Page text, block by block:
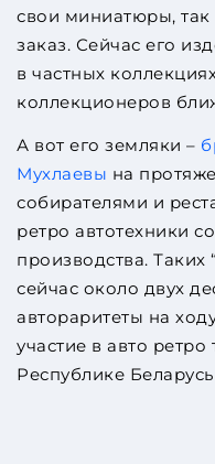
свои миниатюры,
заказ. Сейчас его
в частных
коллекционеров
А вот его земляки –
Мухлаевы на
собирателями и
ретро автотехники
производства.
сейчас около двух
автораритеты на
участие в авто
Республике